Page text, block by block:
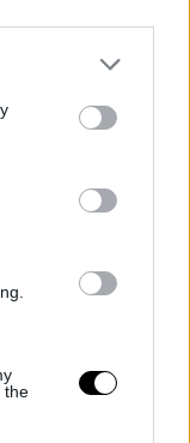
the
süllyedt
a
származó